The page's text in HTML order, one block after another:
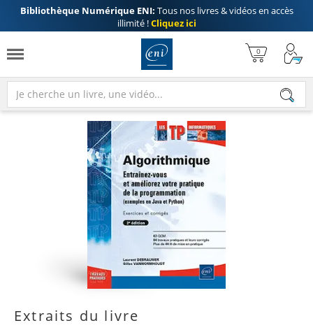
Bibliothèque Numérique ENI: Tous nos livres & vidéos en accès
illimité !Cliquez ici
Extraits du livre